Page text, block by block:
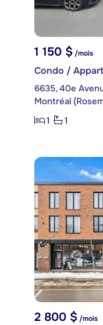
1 150 $/mois
Condo /
6635, 40e
Montréal
1
1
2 800 $ /mois